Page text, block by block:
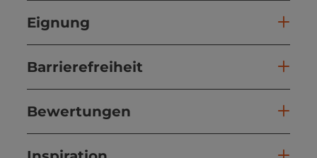
Eignung
Barrierefreiheit
Bewertungen